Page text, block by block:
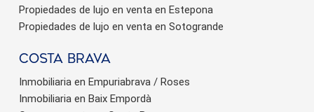
Propiedades de lujo en venta en Estepona
Propiedades de lujo en venta en Sotogrande
Costa brava
Inmobiliaria en Empuriabrava / Roses
Inmobiliaria en Baix Empordà